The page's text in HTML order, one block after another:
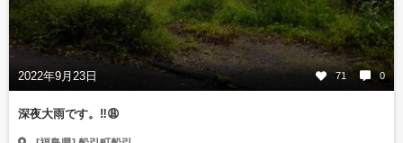
2022年9月23日 71 0
深夜大雨です。‼️😩